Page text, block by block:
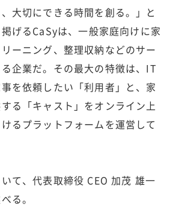
大切にできる時間を創る。」と
げるCaSyは、一般家庭向けに家
ーニング、整理収納などのサー
企業だ。その最大の特徴は、IT
を依頼したい「利用者」と、家
る「キャスト」をオンライン上
るプラットフォームを運営して
て、代表取締役 CEO 加茂 雄一
る。